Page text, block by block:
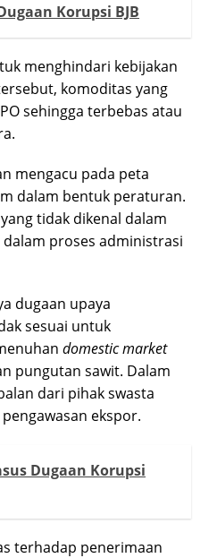
Korupsi BJB
menghindari kebijakan
komoditas yang
sehingga terbebas atau
mengacu pada peta
dalam bentuk peraturan.
tidak dikenal dalam
proses administrasi
dugaan upaya
sesuai untuk
domestic market
pungutan sawit. Dalam
dari pihak swasta
ekspor.
Dugaan Korupsi
terhadap penerimaan